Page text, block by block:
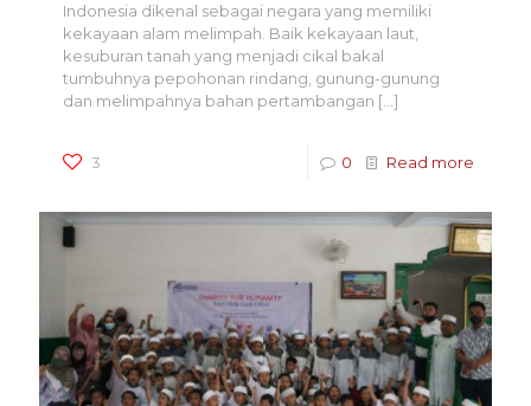
Indonesia dikenal sebagai negara yang memiliki
kekayaan alam melimpah. Baik kekayaan laut,
kesuburan tanah yang menjadi cikal bakal
tumbuhnya pepohonan rindang, gunung-gunung
dan melimpahnya bahan pertambangan […]
3 0 Read more